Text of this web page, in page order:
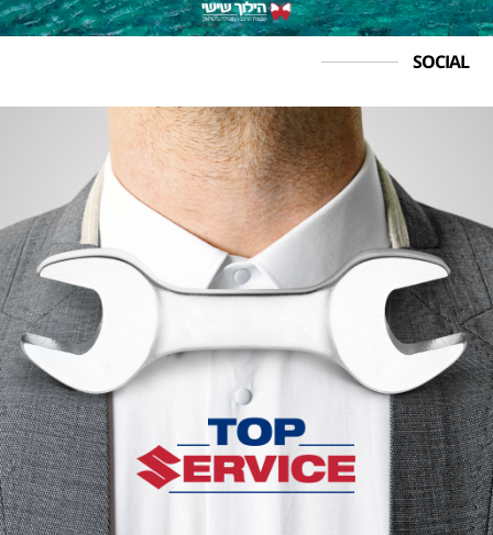
SOCIAL